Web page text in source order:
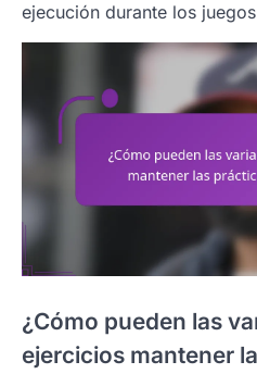
ejecución durante los
¿Cómo pueden las
ejercicios mantener